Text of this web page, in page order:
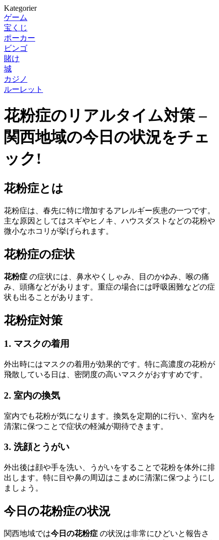
Kategorier
ゲーム
宝くじ
ポーカー
ビンゴ
賭け
城
カジノ
ルーレット
花粉症のリアルタイム対策 –
関西地域の今日の状況をチェ
ック!
花粉症とは
花粉症は、春先に特に増加するアレルギー疾患の一つです。
主な原因としてはスギやヒノキ、ハウスダストなどの花粉や
微小なホコリが挙げられます。
花粉症の症状
花粉症 の症状には、鼻水やくしゃみ、目のかゆみ、喉の痛
み、頭痛などがあります。重症の場合には呼吸困難などの症
状も出ることがあります。
花粉症対策
1. マスクの着用
外出時にはマスクの着用が効果的です。特に高濃度の花粉が
飛散している日は、密閉度の高いマスクがおすすめです。
2. 室内の換気
室内でも花粉が気になります。換気を定期的に行い、室内を
清潔に保つことで症状の軽減が期待できます。
3. 洗顔とうがい
外出後は顔や手を洗い、うがいをすることで花粉を体外に排
出します。特に目や鼻の周辺はこまめに清潔に保つようにし
ましょう。
今日の花粉症の状況
関西地域では今日の花粉症 の状況は非常にひどいと報告さ